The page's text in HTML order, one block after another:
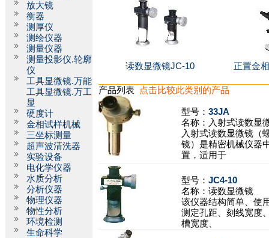
放大镜
衡器
测厚仪
测绘仪器
测量仪器
测量投影仪.轮廓
仪
工具显微镜.万能
工具显微镜.万工
显
硬度计
金相试样机械
三坐标测量
超声波清洗器
实验设备
电化学仪器
水质分析
分析仪器
物理仪器
物性分析
环境检测
生命科学
读数显微镜JC-10 正置金
产品列表 点击比较此类别的产品
型号： 33JA
名称： 入射式读数显
入射式读数显微镜（
镜）是精密机械仪器
置，适用于
型号： JC4-10
名称： 读数显微镜
该仪器结构简单、使
测定孔距、刻线宽度
槽宽度、